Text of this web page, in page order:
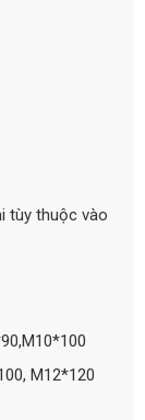
tùy thuộc vào
M12*120